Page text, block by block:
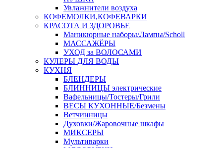
Увлажнители воздуха
КОФЕМОЛКИ,КОФЕВАРКИ
КРАСОТА И ЗДОРОВЬЕ
Маникюрные наборы/Лампы/Scholl
МАССАЖЁРЫ
УХОД за ВОЛОСАМИ
КУЛЕРЫ ДЛЯ ВОДЫ
КУХНЯ
БЛЕНДЕРЫ
БЛИННИЦЫ электрические
Вафельницы/Тостеры/Грили
ВЕСЫ КУХОННЫЕ/Безмены
Ветчинницы
Духовки/Жаровочные шкафы
МИКСЕРЫ
Мультиварки